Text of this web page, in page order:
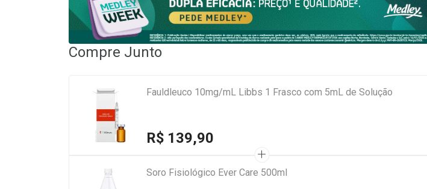
Compre Junto
Fauldleuco 10mg/mL Libbs 1 Frasco com 5mL de Solução
R$ 139,90
Soro Fisiológico Ever Care 500ml